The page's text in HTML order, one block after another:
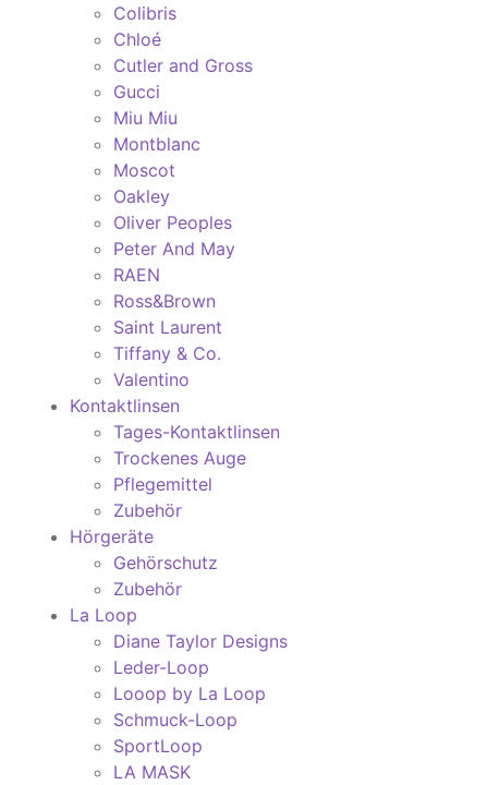
Colibris
Chloé
Cutler and Gross
Gucci
Miu Miu
Montblanc
Moscot
Oakley
Oliver Peoples
Peter And May
RAEN
Ross&Brown
Saint Laurent
Tiffany & Co.
Valentino
Kontaktlinsen
Tages-Kontaktlinsen
Trockenes Auge
Pflegemittel
Zubehör
Hörgeräte
Gehörschutz
Zubehör
La Loop
Diane Taylor Designs
Leder-Loop
Looop by La Loop
Schmuck-Loop
SportLoop
LA MASK